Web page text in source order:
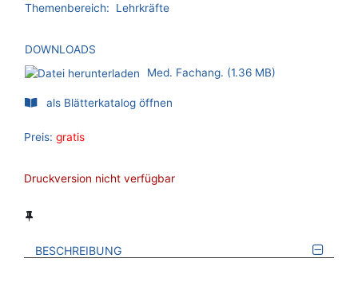
Themenbereich:
Lehrkräfte
DOWNLOADS
Med. Fachang. (1.36 MB)
als Blätterkatalog öffnen
Preis: gratis
Druckversion nicht verfügbar
BESCHREIBUNG